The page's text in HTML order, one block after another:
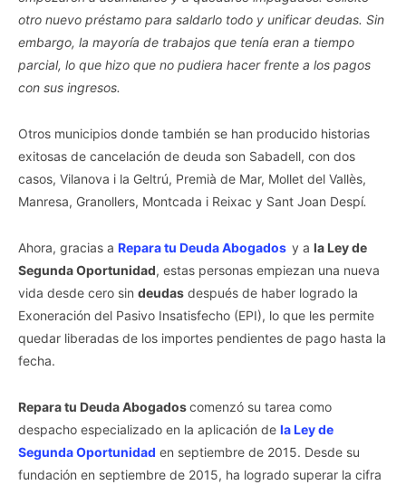
otro nuevo préstamo para saldarlo todo y unificar deudas. Sin
embargo, la mayoría de trabajos que tenía eran a tiempo
parcial, lo que hizo que no pudiera hacer frente a los pagos
con sus ingresos.
Otros municipios donde también se han producido historias
exitosas de cancelación de deuda son Sabadell, con dos
casos, Vilanova i la Geltrú, Premià de Mar, Mollet del Vallès,
Manresa, Granollers, Montcada i Reixac y Sant Joan Despí.
Ahora, gracias a Repara tu Deuda Abogados y a la Ley de
Segunda Oportunidad, estas personas empiezan una nueva
vida desde cero sin deudas después de haber logrado la
Exoneración del Pasivo Insatisfecho (EPI), lo que les permite
quedar liberadas de los importes pendientes de pago hasta la
fecha.
Repara tu Deuda Abogadoscomenzó su tarea como
despacho especializado en la aplicación de la Ley de
Segunda Oportunidad en septiembre de 2015. Desde su
fundación en septiembre de 2015, ha logrado superar la cifra